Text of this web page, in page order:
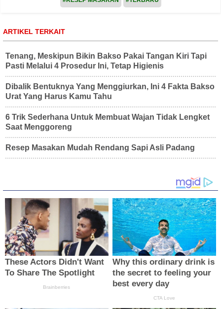
ARTIKEL TERKAIT
Tenang, Meskipun Bikin Bakso Pakai Tangan Kiri Tapi
Pasti Melalui 4 Prosedur Ini, Tetap Higienis
Dibalik Bentuknya Yang Menggiurkan, Ini 4 Fakta Bakso
Urat Yang Harus Kamu Tahu
6 Trik Sederhana Untuk Membuat Wajan Tidak Lengket
Saat Menggoreng
Resep Masakan Mudah Rendang Sapi Asli Padang